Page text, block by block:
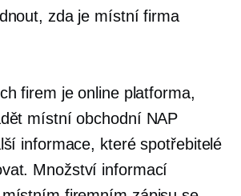
zda je místní firma
firem je online platforma,
místní obchodní NAP
informace, které spotřebitelé
Množství informací